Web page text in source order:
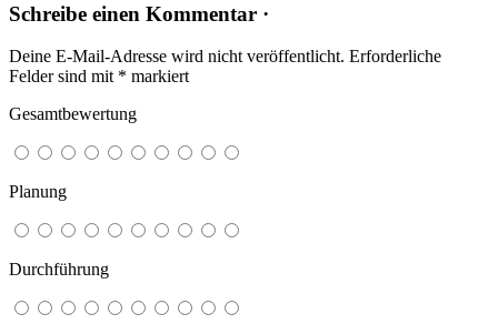
Schreibe einen Kommentar ·
Deine E-Mail-Adresse wird nicht veröffentlicht. Erforderliche
Felder sind mit * markiert
Gesamtbewertung
Planung
Durchführung